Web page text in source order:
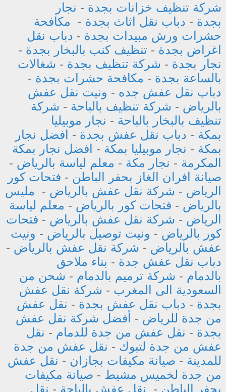
شركة تنظيف خزانات بجدة - نجار
بجدة - دباب نقل اثاث بجدة - مكافحة
حشرات ورش مبيدات بجدة - دباب نقل
اغراض بجدة - تنظيف كنب بالبخار بجدة -
نجار بجدة - شركة تنظيف بجدة - شغالات
بالساعة بجدة - مكافحة حشرات بجدة -
دباب نقل عفش جده - ونيت نقل عفش
بالرياض - شركة تنظيف بالباحة - شركة
تنظيف بالبخار بالباحة - نجار موبيليا
بمكة - دباب نقل عفش بجدة - افضل نجار
بمكة - نجار موبيليا بمكة - افضل نجار بمكة
المكرمة - نجار مكة - معلم لياسة بالرياض -
صيانة افران الغاز بحفر الباطن - فتحات كور
الرياض - شركة نقل عفش بالرياض - مليس
بالرياض - فتحات كور بالرياض - معلم لياسة
الرياض - شركة نقل عفش بالرياض - فتحات
كور بالرياض - ونيت توصيل بالرياض - ونيت
عفش بالرياض - شركة نقل عفش بالرياض -
دباب نقل عفش جدة - بناء ملاحق
بالدمام - شركة ترميم بالدمام - شحن من
السعودية الى المغرب - شركة نقل عفش
بجدة - دباب نقل عفش بجدة - نقل عفش
من جدة للرياض - أفضل شركة نقل عفش
بجدة - نقل عفش من جدة للدمام - نقل
عفش من جدة لتبوك - نقل عفش من جدة
للمدينة - صيانة مكيفات بجازان - نقل عفش
من جدة لخميس مشيط - صيانة مكيفات
بحفر الباطن - نقل عفش بالباحة - نقل